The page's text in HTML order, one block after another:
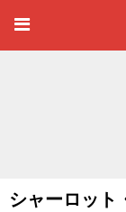
シャーロット